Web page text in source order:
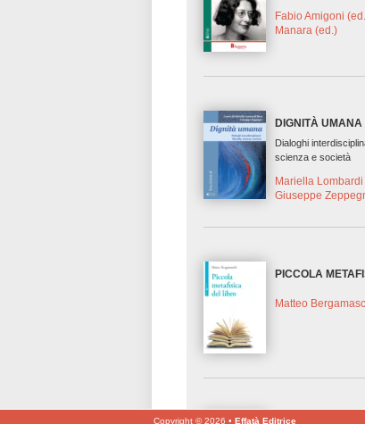
Fabio Amigoni
Manara (ed.)
DIGNITÀ UMANA
Dialoghi
scienza e società
Mariella
Giuseppe
PICCOLA
Matteo
Copyright © 2026 • Effatà Editrice